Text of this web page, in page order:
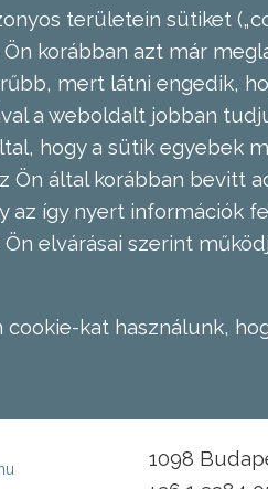
területein sütiket
korábban azt már
mert látni engedik,
a weboldalt jobban
hogy a sütik egyebek
Ön által korábban bevitt
az így nyert információk
elvárásai szerint
cookie-kat használunk,
1098